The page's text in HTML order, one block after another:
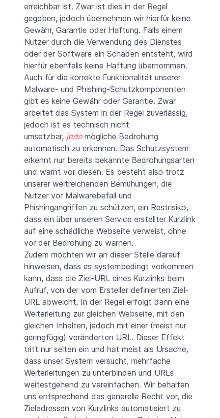
erreichbar ist. Zwar ist dies in der Regel
gegeben, jedoch übernehmen wir hierfür keine
Gewähr, Garantie oder Haftung. Falls einem
Nutzer durch die Verwendung des Dienstes
oder der Software ein Schaden entsteht, wird
hierfür ebenfalls keine Haftung übernommen.
Auch für die korrekte Funktionalität unserer
Malware- und Phishing-Schutzkomponenten
gibt es keine Gewähr oder Garantie. Zwar
arbeitet das System in der Regel zuverlässig,
jedoch ist es technisch nicht
umsetzbar, jedemögliche Bedrohung
automatisch zu erkennen. Das Schutzsystem
erkennt nur bereits bekannte Bedrohungsarten
und warnt vor diesen. Es besteht also trotz
unserer weitreichenden Bemühungen, die
Nutzer vor Malwarebefall und
Phishingangriffen zu schützen, ein Restrisiko,
dass ein über unseren Service erstellter Kurzlink
auf eine schädliche Webseite verweist, ohne
vor der Bedrohung zu warnen.
Zudem möchten wir an dieser Stelle darauf
hinweisen, dass es systembedingt vorkommen
kann, dass die Ziel-URL eines Kurzlinks beim
Aufruf, von der vom Ersteller definierten Ziel-
URL abweicht. In der Regel erfolgt dann eine
Weiterleitung zur gleichen Webseite, mit den
gleichen Inhalten, jedoch mit einer (meist nur
geringfügig) veränderten URL. Dieser Effekt
tritt nur selten ein und hat meist als Ursache,
dass unser System versucht, mehrfache
Weiterleitungen zu unterbinden und URLs
weitestgehend zu vereinfachen. Wir behalten
uns entsprechend das generelle Recht vor, die
Zieladressen von Kurzlinks automatisiert zu